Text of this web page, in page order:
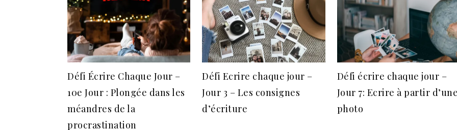
Défi Écrire Chaque Jour –
10e Jour : Plongée dans les
méandres de la
procrastination
Défi Ecrire chaque jour –
Jour 3 – Les consignes
d’écriture
Défi écrire chaque jour –
Jour 7: Ecrire à partir
photo